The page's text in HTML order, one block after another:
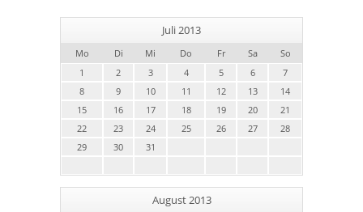
Juli 2013
Mo Di Mi Do Fr Sa
So
1
2 3 4 5 6
7
8
9 10 11 12 13
14
15
16 17 18 19 20
21
22
23 24 25 26 27
28
29
30 31
August 2013